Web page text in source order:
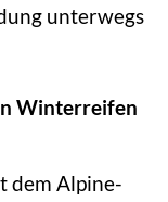
unterwegs
Winterreifen
dem Alpine-